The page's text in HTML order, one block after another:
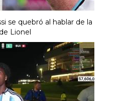
se quebró al hablar de la
Lionel